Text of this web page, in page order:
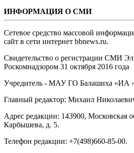
ИНФОРМАЦИЯ О СМИ
Сетевое средство массовой
сайт в сети интернет bbnews.ru.
Свидетельство о регистрации СМИ
Роскомнадзором 31 октября 2016 года
Учредитель - МАУ ГО Балашиха «ИА
Главный редактор: Михаил
Адрес редакции: 143900, Московская
Карбышева, д. 5.
Телефон редакции: +7(498)660-85-00.